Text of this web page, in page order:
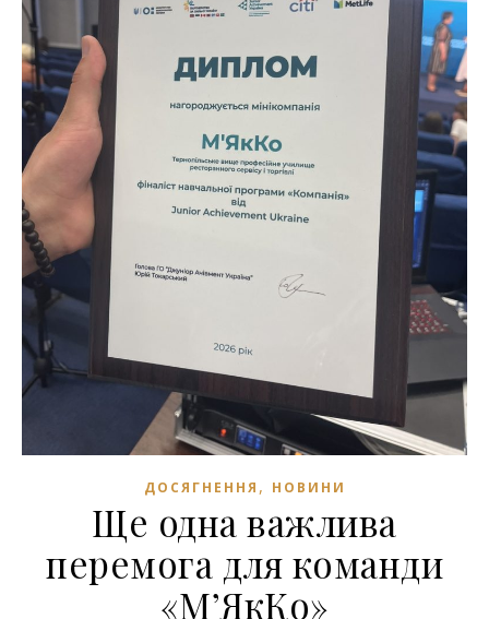
ДОСЯГНЕННЯ , НОВИНИ
Ще одна важлива
перемога для команди
«М’ЯкКо»